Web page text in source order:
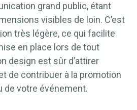
grand public, étant
visibles de loin. C’est
très légère, ce qui facilite
en place lors de tout
design est sûr d’attirer
de contribuer à la promotion
de votre événement.